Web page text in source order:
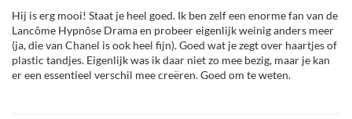
Hij is erg mooi! Staat je heel goed. Ik ben zelf een enorme fan van de
Lancôme Hypnôse Drama en probeer eigenlijk weinig anders meer
(ja, die van Chanel is ook heel fijn). Goed wat je zegt over haartjes of
plastic tandjes. Eigenlijk was ik daar niet zo mee bezig, maar je kan
er een essentieel verschil mee creëren. Goed om te weten.